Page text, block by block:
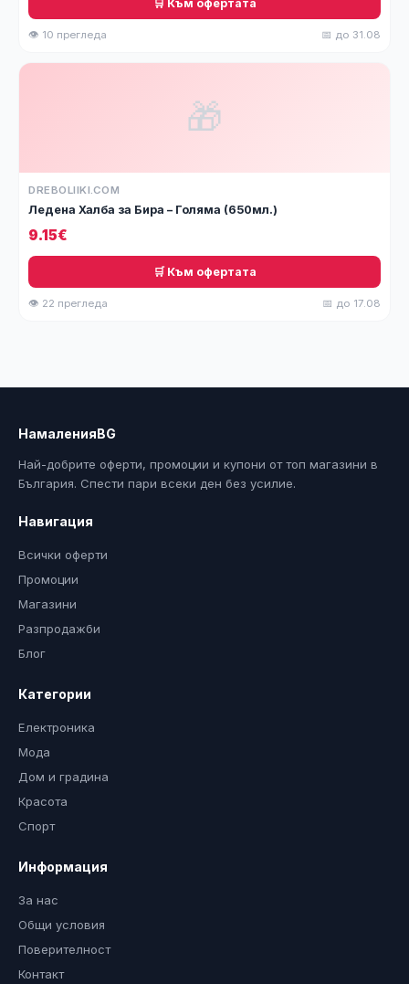
🛒 Към офертата
👁 10 прегледа 📅 до 31.08
🎁
DREBOLIIKI.COM
Ледена Халба за Бира – Голяма (650мл.)
9.15€
🛒 Към офертата
👁 22 прегледа 📅 до 17.08
НамаленияBG
Най-добрите оферти, промоции и купони от топ магазини в
България. Спести пари всеки ден без усилие.
Навигация
Всички оферти
Промоции
Магазини
Разпродажби
Блог
Категории
Електроника
Мода
Дом и градина
Красота
Спорт
Информация
За нас
Общи условия
Поверителност
Контакт